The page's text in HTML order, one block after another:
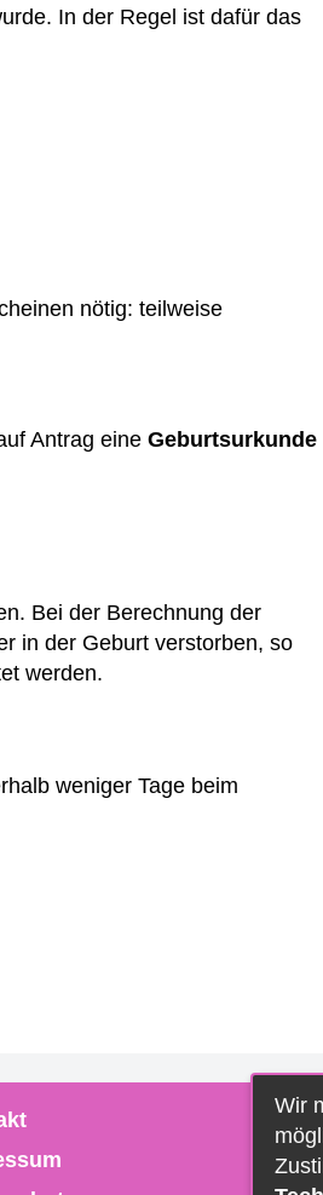
In der Regel ist dafür das
nötig: teilweise
Antrag eine Geburtsurkunde
Bei der Berechnung der
in der Geburt verstorben, so
werden.
weniger Tage beim
Wir